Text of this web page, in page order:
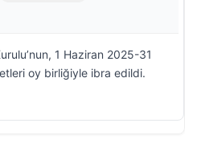
1 Haziran 2025-31
oy birliğiyle ibra edildi.